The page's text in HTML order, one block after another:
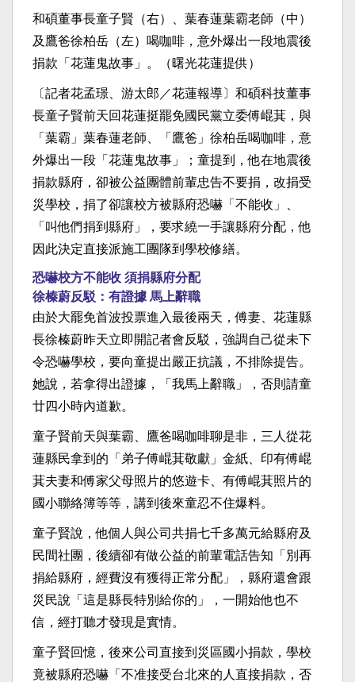
和碩董事長童子賢（右）、葉春蓮葉霸老師（中）
及鷹爸徐柏岳（左）喝咖啡，意外爆出一段地震後
捐款「花蓮鬼故事」。（曙光花蓮提供）
〔記者花孟璟、游太郎／花蓮報導〕和碩科技董事
長童子賢前天回花蓮挺罷免國民黨立委傅崐萁，與
「葉霸」葉春蓮老師、「鷹爸」徐柏岳喝咖啡，意
外爆出一段「花蓮鬼故事」；童提到，他在地震後
捐款縣府，卻被公益團體前輩忠告不要捐，改捐受
災學校，捐了卻讓校方被縣府恐嚇「不能收」、
「叫他們捐到縣府」，要求繞一手讓縣府分配，他
因此決定直接派施工團隊到學校修繕。
恐嚇校方不能收 須捐縣府分配
徐榛蔚反駁：有證據 馬上辭職
由於大罷免首波投票進入最後兩天，傅妻、花蓮縣
長徐榛蔚昨天立即開記者會反駁，強調自己從未下
令恐嚇學校，要向童提出嚴正抗議，不排除提告。
她說，若拿得出證據，「我馬上辭職」，否則請童
廿四小時內道歉。
童子賢前天與葉霸、鷹爸喝咖啡聊是非，三人從花
蓮縣民拿到的「弟子傅崐萁敬獻」金紙、印有傅崐
萁夫妻和傅家父母照片的悠遊卡、有傅崐萁照片的
國小聯絡簿等等，講到後來童忍不住爆料。
童子賢說，他個人與公司共捐七千多萬元給縣府及
民間社團，後續卻有做公益的前輩電話告知「別再
捐給縣府，經費沒有獲得正常分配」，縣府還會跟
災民說「這是縣長特別給你的」，一開始他也不
信，經打聽才發現是實情。
童子賢回憶，後來公司直接到災區國小捐款，學校
竟被縣府恐嚇「不准接受台北來的人直接捐款，否